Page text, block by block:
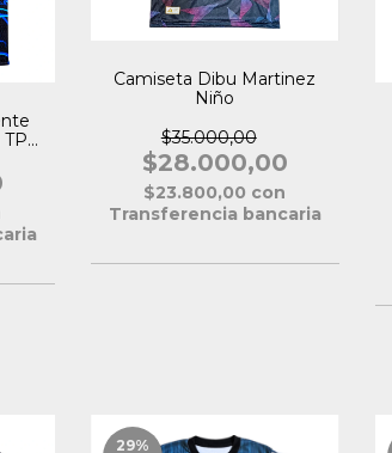
Camiseta Dibu Martinez
Niño
$35.000,00
$28.000,00
$23.800,00 con
Transferencia bancaria
29%